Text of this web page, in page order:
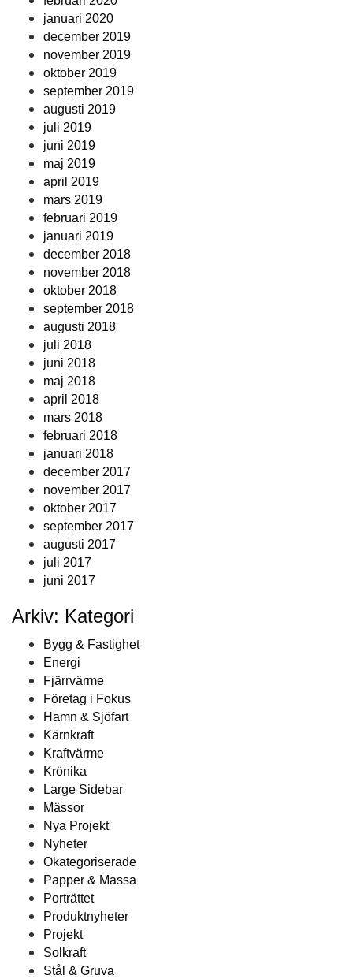
januari 2020
december 2019
november 2019
oktober 2019
september 2019
augusti 2019
juli 2019
juni 2019
maj 2019
april 2019
mars 2019
februari 2019
januari 2019
december 2018
november 2018
oktober 2018
september 2018
augusti 2018
juli 2018
juni 2018
maj 2018
april 2018
mars 2018
februari 2018
januari 2018
december 2017
november 2017
oktober 2017
september 2017
augusti 2017
juli 2017
juni 2017
Arkiv: Kategori
Bygg & Fastighet
Energi
Fjärrvärme
Företag i Fokus
Hamn & Sjöfart
Kärnkraft
Kraftvärme
Krönika
Large Sidebar
Mässor
Nya Projekt
Nyheter
Okategoriserade
Papper & Massa
Porträttet
Produktnyheter
Projekt
Solkraft
Stål & Gruva